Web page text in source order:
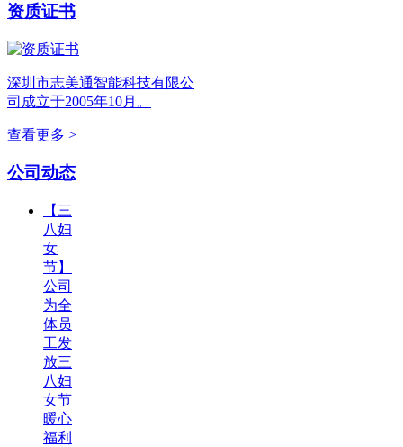
资质证书
深圳市志美通智能科技有限公
司成立于2005年10月。
查看更多 >
公司动态
【三
八妇
女
节】
公司
为全
体员
工发
放三
八妇
女节
暖心
福利